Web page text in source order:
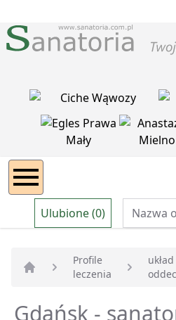
Ulubione (0)
Strona główna
Profile
leczenia
układ
Gdańsk -